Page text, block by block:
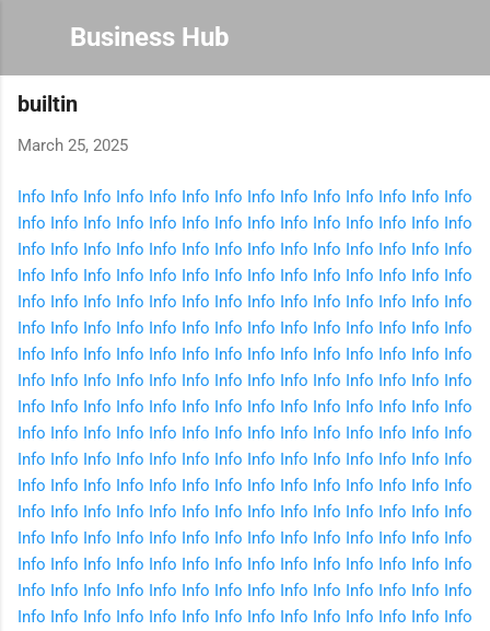
Skip to main content
Business Hub
builtin
March 25, 2025
Info Info Info Info Info Info Info Info Info Info Info Info Info Info
Info Info Info Info Info Info Info Info Info Info Info Info Info Info
Info Info Info Info Info Info Info Info Info Info Info Info Info Info
Info Info Info Info Info Info Info Info Info Info Info Info Info Info
Info Info Info Info Info Info Info Info Info Info Info Info Info Info
Info Info Info Info Info Info Info Info Info Info Info Info Info Info
Info Info Info Info Info Info Info Info Info Info Info Info Info Info
Info Info Info Info Info Info Info Info Info Info Info Info Info Info
Info Info Info Info Info Info Info Info Info Info Info Info Info Info
Info Info Info Info Info Info Info Info Info Info Info Info Info Info
Info Info Info Info Info Info Info Info Info Info Info Info Info Info
Info Info Info Info Info Info Info Info Info Info Info Info Info Info
Info Info Info Info Info Info Info Info Info Info Info Info Info Info
Info Info Info Info Info Info Info Info Info Info Info Info Info Info
Info Info Info Info Info Info Info Info Info Info Info Info Info Info
Info Info Info Info Info Info Info Info Info Info Info Info Info Info
Info Info Info Info Info Info Info Info Info Info Info Info Info Info